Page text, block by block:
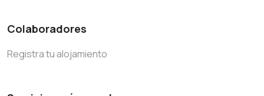
Colaboradores
Registra tu alojamiento